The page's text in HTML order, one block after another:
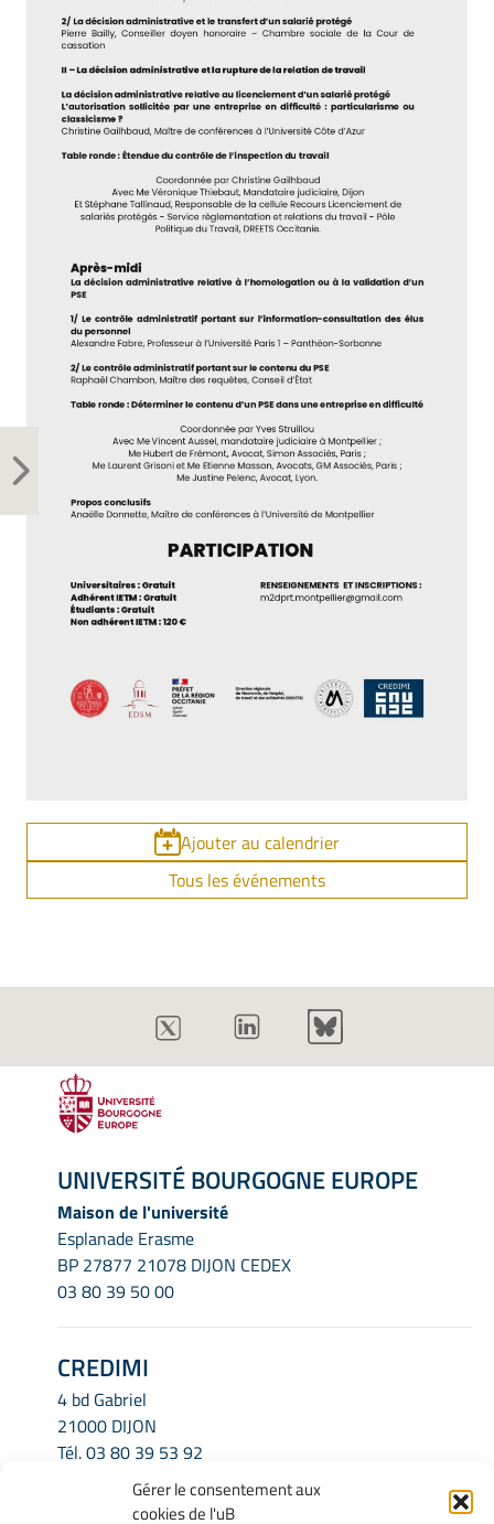
Gérer le consentement aux
cookies de l'uB
Ajouter au calendrier
Tous les événements
UNIVERSITÉ BOURGOGNE EUROPE
Maison de l'université
Esplanade Erasme
BP 27877 21078 DIJON CEDEX
03 80 39 50 00
CREDIMI
4 bd Gabriel
21000 DIJON
Tél.03 80 39 53 92
credimi.secretariat@u-bourgogne.fr